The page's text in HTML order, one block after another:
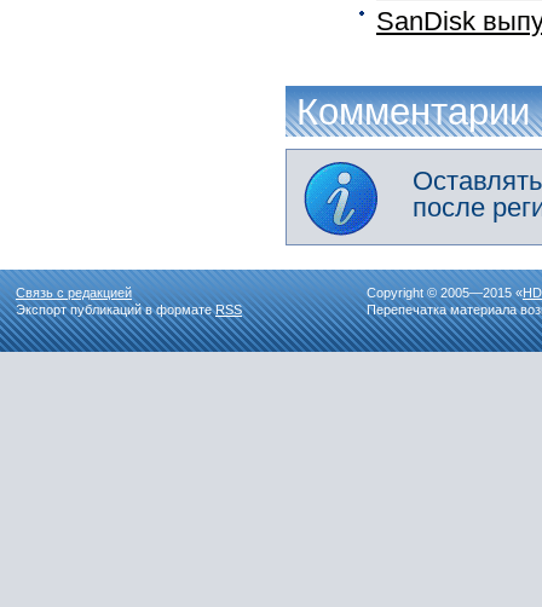
SanDisk
Комментарии
после
Связь с редакцией
Экспорт публикаций в форматеRSS
Copyright © 2005—2015 «
Перепечатка материала